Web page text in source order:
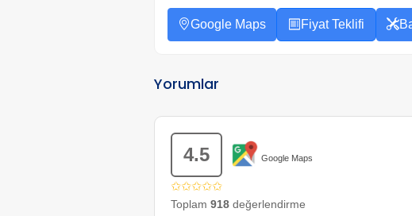
Google Maps Fiyat Teklifi
Yorumlar
4.5 Google Maps
✩✩✩✩✩
Toplam 918değerlendirme